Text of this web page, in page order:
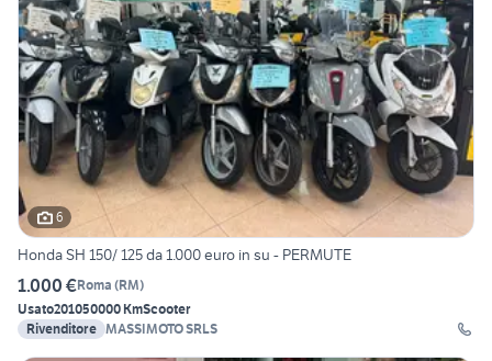
6
Honda SH 150/ 125 da 1.000 euro in su - PERMUTE
1.000 €Roma (RM)
Usato201050000 KmScooter
Rivenditore MASSIMOTO SRLS